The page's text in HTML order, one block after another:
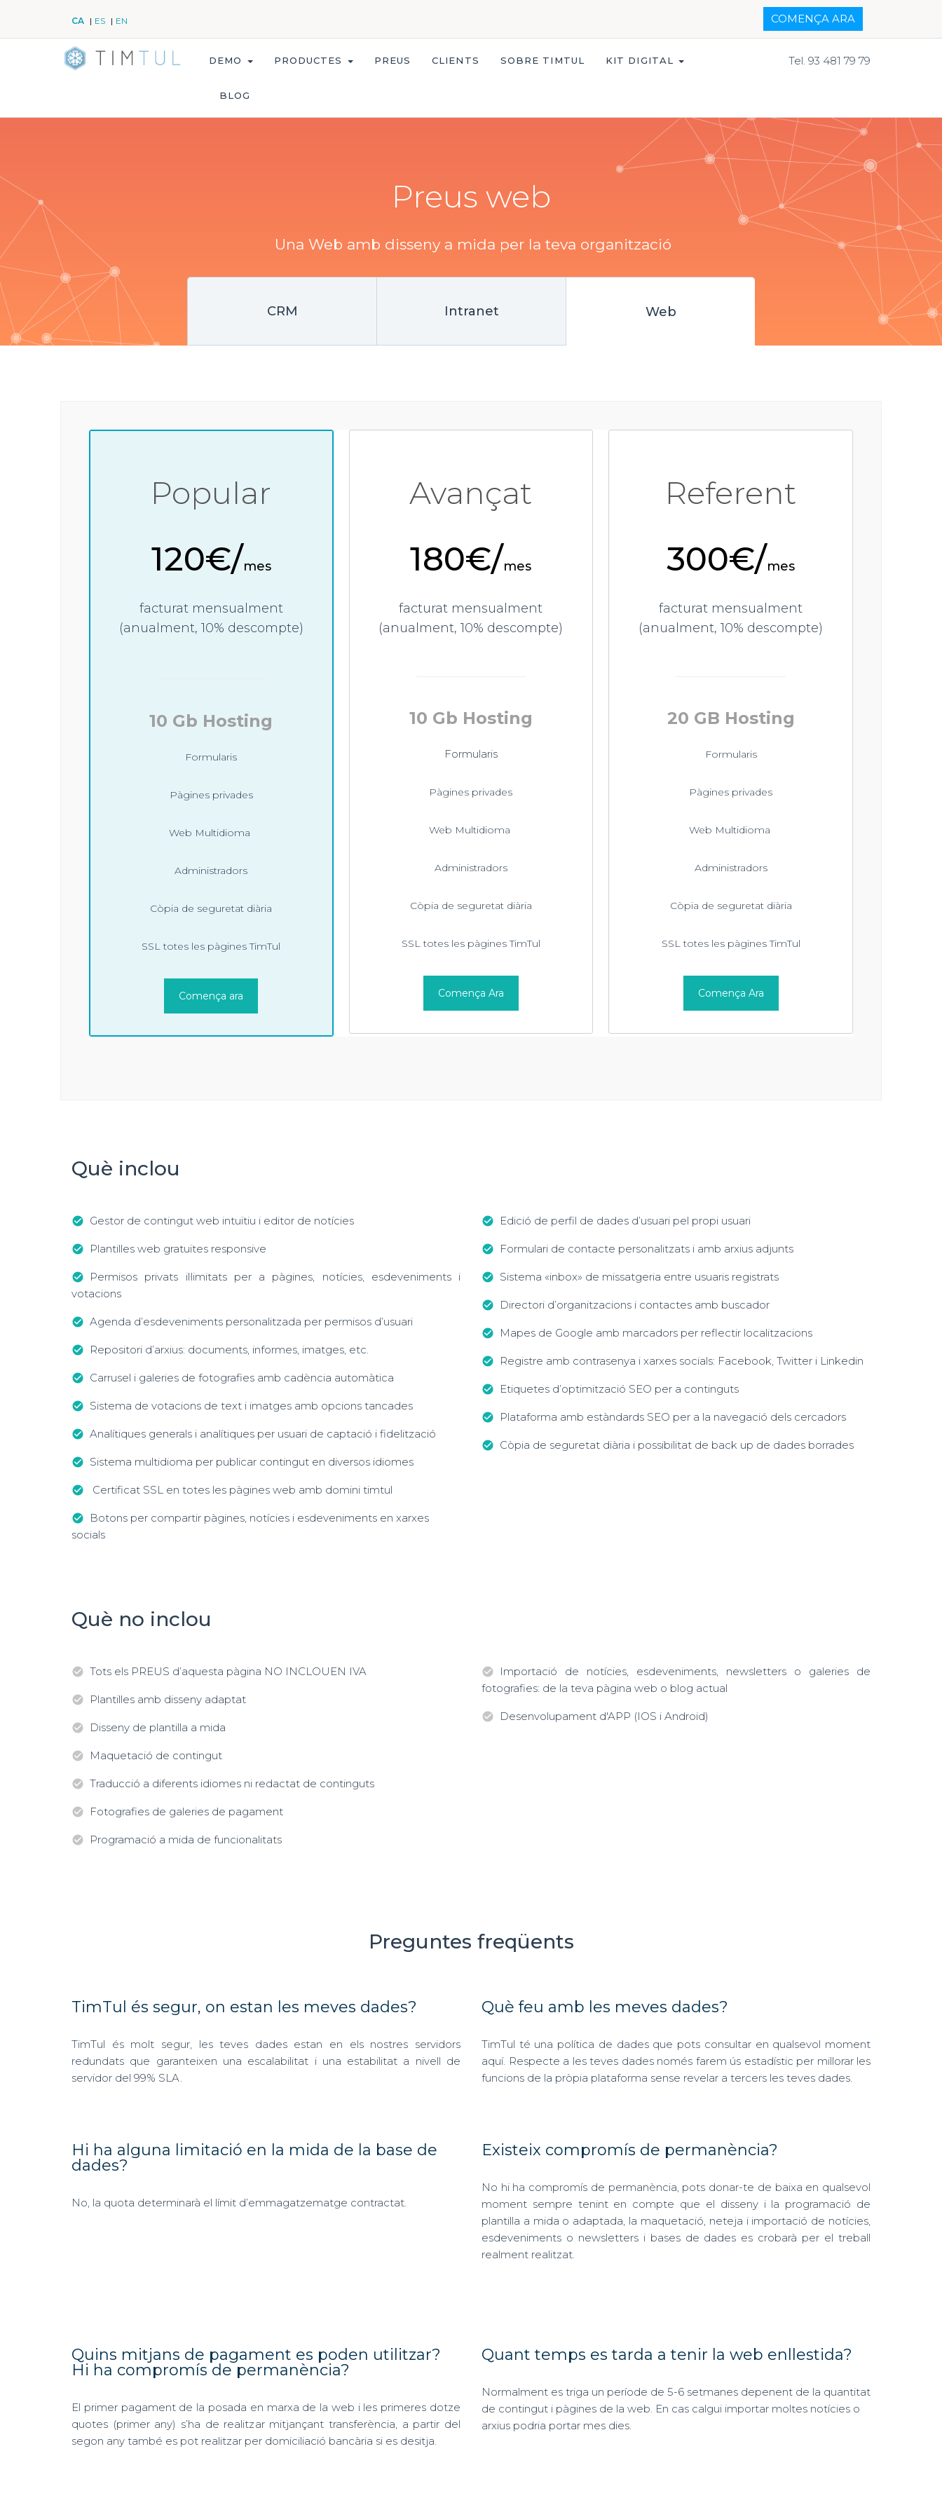
CA ES EN COMENÇA ARA
DEMO PRODUCTES PREUS CLIENTS SOBRE TIMTUL KIT DIGITAL
BLOG
Tel. 93 481 79 79
Preus web
Una Web amb disseny a mida per la teva organització
CRM Intranet Web
Popular
120€/mes
facturat mensualment
(anualment, 10% descompte)
10 Gb Hosting
Formularis
Pàgines privades
Web Multidioma
Administradors
Còpia de seguretat diària
SSL totes les pàgines TimTul
Comença ara
Avançat
180€/mes
facturat mensualment
(anualment, 10% descompte)
10 Gb Hosting
Formularis
Pàgines privades
Web Multidioma
Administradors
Còpia de seguretat diària
SSL totes les pàgines TimTul
Comença Ara
Referent
300€/mes
facturat mensualment
(anualment, 10% descompte)
20 GB Hosting
Formularis
Pàgines privades
Web Multidioma
Administradors
Còpia de seguretat diària
SSL totes les pàgines TimTul
Comença Ara
Què inclou
check_circle Gestor de contingut web intuïtiu i editor de notícies
check_circle Plantilles web gratuïtes responsive
check_circle
Permisos privats il·limitats per a pàgines, notícies, esdeveniments i
votacions
check_circle Agenda d’esdeveniments personalitzada per permisos d’usuari
check_circle Repositori d’arxius: documents, informes, imatges, etc.
check_circle Carrusel i galeries de fotografies amb cadència automàtica
check_circle Sistema de votacions de text i imatges amb opcions tancades
check_circle Analítiques generals i analítiques per usuari de captació i fidelització
check_circle Sistema multidioma per publicar contingut en diversos idiomes
check_circle Certificat SSL en totes les pàgines web amb domini timtul
check_circle
Botons per compartir pàgines, notícies i esdeveniments en xarxes
socials
check_circle Edició de perfil de dades d’usuari pel propi usuari
check_circle Formulari de contacte personalitzats i amb arxius adjunts
check_circle Sistema «inbox» de missatgeria entre usuaris registrats
check_circle Directori d’organitzacions i contactes amb buscador
check_circle Mapes de Google amb marcadors per reflectir localitzacions
check_circle Registre amb contrasenya i xarxes socials: Facebook, Twitter i Linkedin
check_circle Etiquetes d’optimització SEO per a continguts
check_circle Plataforma amb estàndards SEO per a la navegació dels cercadors
check_circle Còpia de seguretat diària i possibilitat de back up de dades borrades
Què no inclou
check_circle Tots els PREUS d’aquesta pàgina NO INCLOUEN IVA
check_circle Plantilles amb disseny adaptat
check_circle Disseny de plantilla a mida
check_circle Maquetació de contingut
check_circle Traducció a diferents idiomes ni redactat de continguts
check_circle Fotografies de galeries de pagament
check_circle Programació a mida de funcionalitats
check_circle
Importació de notícies, esdeveniments, newsletters o galeries de
fotografies: de la teva pàgina web o blog actual
check_circle Desenvolupament d'APP (IOS i Android)
Preguntes freqüents
TimTul és segur, on estan les meves dades?
TimTul és molt segur, les teves dades estan en els nostres servidors
redundats que garanteixen una escalabilitat i una estabilitat a nivell de
servidor del 99% SLA.
Què feu amb les meves dades?
TimTul té una política de dades que pots consultar en qualsevol moment
aquí. Respecte a les teves dades només farem ús estadístic per millorar les
funcions de la pròpia plataforma sense revelar a tercers les teves dades.
Hi ha alguna limitació en la mida de la base de
dades?
No, la quota determinarà el límit d’emmagatzematge contractat.
Existeix compromís de permanència?
No hi ha compromís de permanència, pots donar-te de baixa en qualsevol
moment sempre tenint en compte que el disseny i la programació de
plantilla a mida o adaptada, la maquetació, neteja i importació de notícies,
esdeveniments o newsletters i bases de dades es crobarà per el treball
realment realitzat.
Quins mitjans de pagament es poden utilitzar?
Hi ha compromís de permanència?
El primer pagament de la posada en marxa de la web i les primeres dotze
quotes (primer any) s’ha de realitzar mitjançant transferència, a partir del
segon any també es pot realitzar per domiciliació bancària si es desitja.
Quant temps es tarda a tenir la web enllestida?
Normalment es triga un període de 5-6 setmanes depenent de la quantitat
de contingut i pàgines de la web. En cas calgui importar moltes notícies o
arxius podria portar mes dies.